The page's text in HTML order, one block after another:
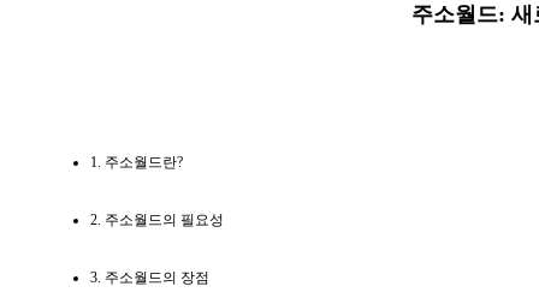
주소월드:
1. 주소월드란?
2. 주소월드의 필요성
3. 주소월드의 장점